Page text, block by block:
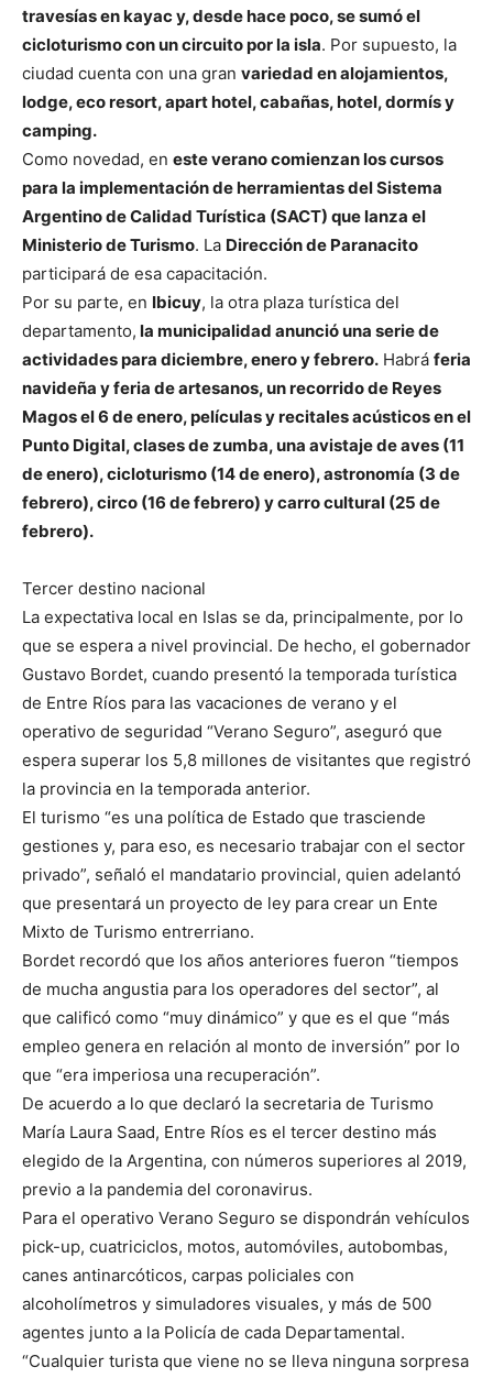
travesías en kayac y, desde hace poco, se sumó el
cicloturismo con un circuito por la isla. Por supuesto, la
ciudad cuenta con una gran variedad en alojamientos,
lodge, eco resort, apart hotel, cabañas, hotel, dormís y
camping.
Como novedad, en este verano comienzan los cursos
para la implementación de herramientas del Sistema
Argentino de Calidad Turística (SACT) que lanza el
Ministerio de Turismo. La Dirección de Paranacito
participará de esa capacitación.
Por su parte, en Ibicuy, la otra plaza turística del
departamento, la municipalidad anunció una serie de
actividades para diciembre, enero y febrero. Habrá feria
navideña y feria de artesanos, un recorrido de Reyes
Magos el 6 de enero, películas y recitales acústicos en el
Punto Digital, clases de zumba, una avistaje de aves (11
de enero), cicloturismo (14 de enero), astronomía (3 de
febrero), circo (16 de febrero) y carro cultural (25 de
febrero).
Tercer destino nacional
La expectativa local en Islas se da, principalmente, por lo
que se espera a nivel provincial. De hecho, el gobernador
Gustavo Bordet, cuando presentó la temporada turística
de Entre Ríos para las vacaciones de verano y el
operativo de seguridad “Verano Seguro”, aseguró que
espera superar los 5,8 millones de visitantes que registró
la provincia en la temporada anterior.
El turismo “es una política de Estado que trasciende
gestiones y, para eso, es necesario trabajar con el sector
privado”, señaló el mandatario provincial, quien adelantó
que presentará un proyecto de ley para crear un Ente
Mixto de Turismo entrerriano.
Bordet recordó que los años anteriores fueron “tiempos
de mucha angustia para los operadores del sector”, al
que calificó como “muy dinámico” y que es el que “más
empleo genera en relación al monto de inversión” por lo
que “era imperiosa una recuperación”.
De acuerdo a lo que declaró la secretaria de Turismo
María Laura Saad, Entre Ríos es el tercer destino más
elegido de la Argentina, con números superiores al 2019,
previo a la pandemia del coronavirus.
Para el operativo Verano Seguro se dispondrán vehículos
pick-up, cuatriciclos, motos, automóviles, autobombas,
canes antinarcóticos, carpas policiales con
alcoholímetros y simuladores visuales, y más de 500
agentes junto a la Policía de cada Departamental.
“Cualquier turista que viene no se lleva ninguna sorpresa